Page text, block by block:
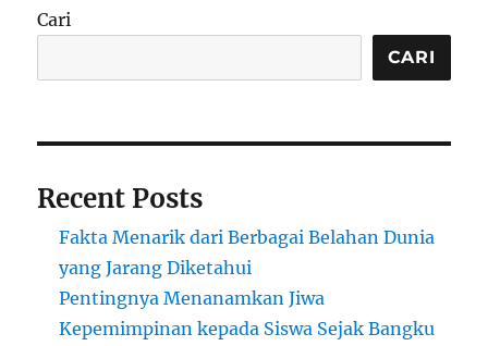
Konter
Peluang
Cari
CARI
Recent Posts
Fakta Menarik dari Berbagai Belahan Dunia
yang Jarang Diketahui
Pentingnya Menanamkan Jiwa
Kepemimpinan kepada Siswa Sejak Bangku